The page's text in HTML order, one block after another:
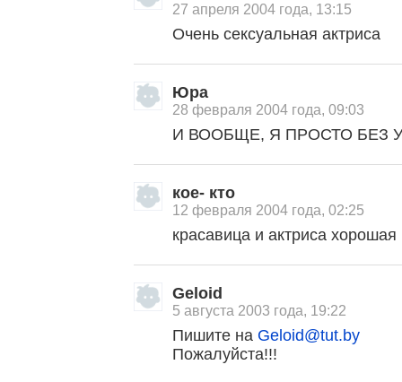
27 апреля 2004 года, 13:15
Очень сексуальная актриса
Юра
28 февраля 2004 года, 09:03
И ВООБЩЕ, Я ПРОСТО БЕЗ
кое- кто
12 февраля 2004 года, 02:25
красавица и актриса хорошая
Geloid
5 августа 2003 года, 19:22
Пишите на Geloid@tut.by
Пожалуйста!!!